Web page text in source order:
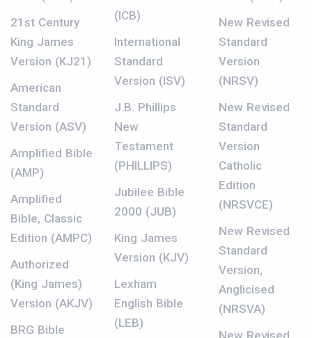
21st Century
King James
Version (KJ21)
American
Standard
Version (ASV)
Amplified Bible
(AMP)
Amplified
Bible, Classic
Edition (AMPC)
Authorized
(King James)
Version (AKJV)
BRG Bible
(ICB)
International
Standard
Version (ISV)
J.B. Phillips
New
Testament
(PHILLIPS)
Jubilee Bible
2000 (JUB)
King James
Version (KJV)
Lexham
English Bible
(LEB)
New Revised
Standard
Version
(NRSV)
New Revised
Standard
Version
Catholic
Edition
(NRSVCE)
New Revised
Standard
Version,
Anglicised
(NRSVA)